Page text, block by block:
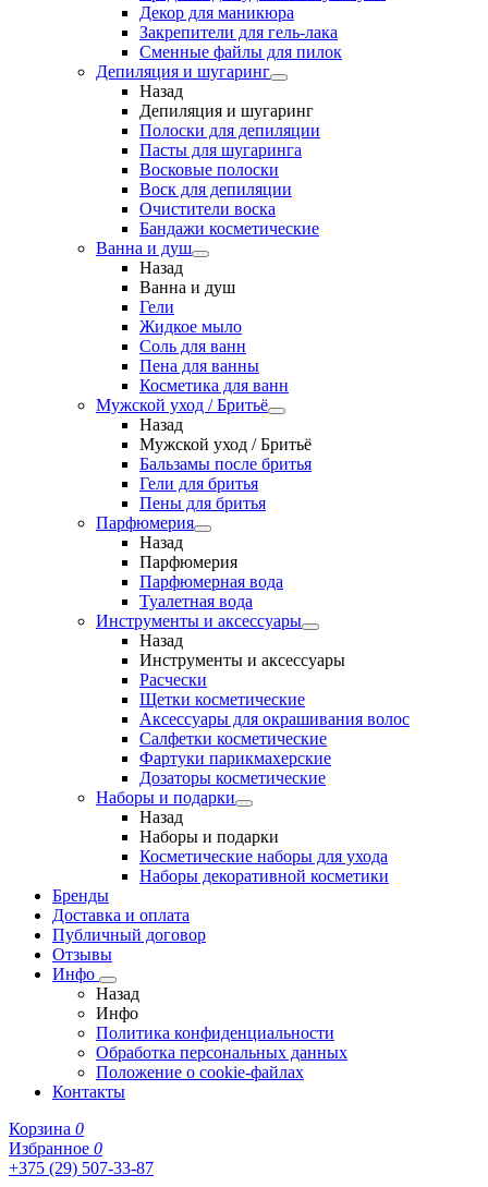
Декор для маникюра
Закрепители для гель-лака
Сменные файлы для пилок
Депиляция и шугаринг
Назад
Депиляция и шугаринг
Полоски для депиляции
Пасты для шугаринга
Восковые полоски
Воск для депиляции
Очистители воска
Бандажи косметические
Ванна и душ
Назад
Ванна и душ
Гели
Жидкое мыло
Соль для ванн
Пена для ванны
Косметика для ванн
Мужской уход / Бритьё
Назад
Мужской уход / Бритьё
Бальзамы после бритья
Гели для бритья
Пены для бритья
Парфюмерия
Назад
Парфюмерия
Парфюмерная вода
Туалетная вода
Инструменты и аксессуары
Назад
Инструменты и аксессуары
Расчески
Щетки косметические
Аксессуары для окрашивания волос
Салфетки косметические
Фартуки парикмахерские
Дозаторы косметические
Наборы и подарки
Назад
Наборы и подарки
Косметические наборы для ухода
Наборы декоративной косметики
Бренды
Доставка и оплата
Публичный договор
Отзывы
Инфо
Назад
Инфо
Политика конфиденциальности
Обработка персональных данных
Положение о cookie-файлах
Контакты
Корзина 0
Избранное 0
+375 (29) 507-33-87